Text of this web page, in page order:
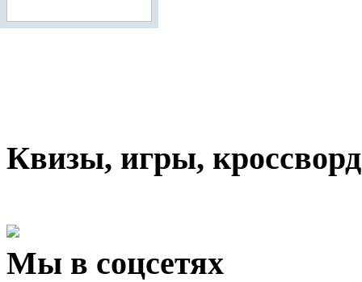
Квизы, игры,
Мы в соцсетях